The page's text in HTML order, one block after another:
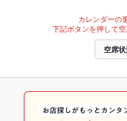
カレンダーの
下記ボタンを押して空
空席